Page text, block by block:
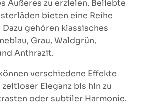
Äußeres zu erzielen. Beliebte
bieten eine Reihe
gehören klassisches
Grau, Waldgrün,
Anthrazit.
verschiedene Effekte
zeitloser Eleganz bis hin zu
oder subtiler Harmonie.